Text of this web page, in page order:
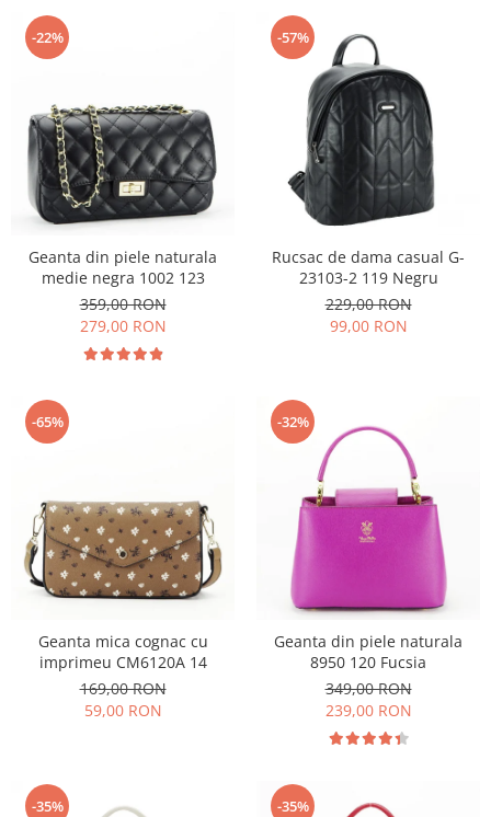
-22%
Geanta din piele naturala
medie negra 1002 123
359,00 RON
279,00 RON
-57%
Rucsac de dama casual G-
23103-2 119 Negru
229,00 RON
99,00 RON
-65%
Geanta mica cognac cu
imprimeu CM6120A 14
169,00 RON
59,00 RON
-32%
Geanta din piele naturala
8950 120 Fucsia
349,00 RON
239,00 RON
-35% -35%